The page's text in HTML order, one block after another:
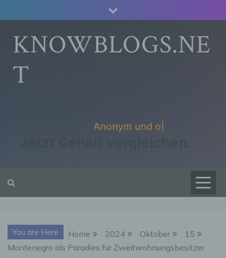
to
contentKNOWBLOGS.NE
T
You are Here Home 2024 Oktober
15
Montenegro als Paradies für Zweitwohnungsbesitzer